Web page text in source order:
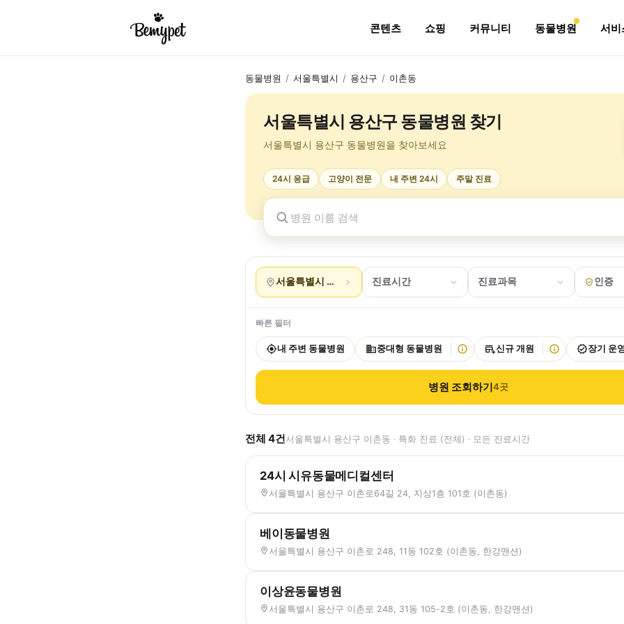
콘텐츠 쇼핑 커뮤니티 동물병원 서비
동물병원 / 서울특별시 / 용산구 / 이촌동
서울특별시 용산구 동물병원 찾기
서울특별시 용산구 동물병원을 찾아보세요
24시 응급 고양이 전문 내 주변 24시 주말 진료
서울특별시 용산구 이촌동진료시간 진료과목 인증
빠른 필터
내 주변 동물병원 중대형 동물병원 신규 개원 장기 운
병원 조회하기4곳
전체 4건서울특별시 용산구 이촌동 · 특화 진료 (전체) · 모든 진료시간
24시 시유동물메디컬센터
서울특별시 용산구 이촌로64길 24, 지상1층 101호 (이촌동)
베이동물병원
서울특별시 용산구 이촌로 248, 11동 102호 (이촌동, 한강맨션)
이상윤동물병원
서울특별시 용산구 이촌로 248, 31동 105-2호 (이촌동, 한강맨션)